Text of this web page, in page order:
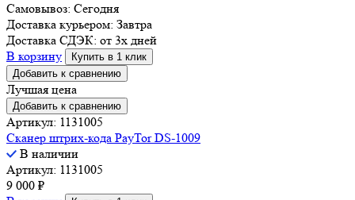
Самовывоз: Сегодня
Доставка курьером: Завтра
Доставка СДЭК: от 3х дней
В корзину
Купить в 1 клик
Добавить к сравнению
Лучшая цена
Добавить к сравнению
Артикул: 1131005
Сканер штрих-кода PayTor DS-1009
В наличии
Артикул: 1131005
9 000 ₽